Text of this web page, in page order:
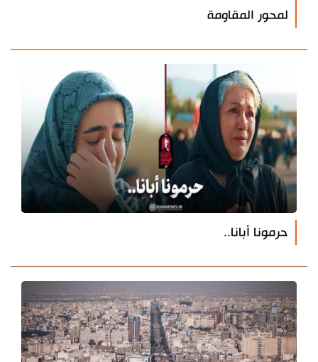
لمحور المقاومة
حرمونا أبانا..